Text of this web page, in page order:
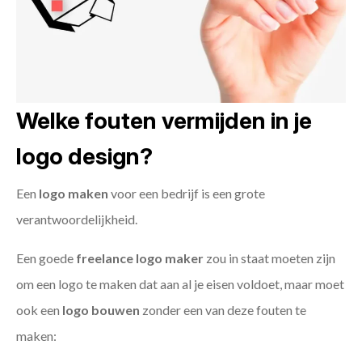
Welke fouten vermijden in je
logo design?
Een logo maken voor een bedrijf is een grote
verantwoordelijkheid.
Een goede freelance logo maker zou in staat moeten zijn
om een logo te maken dat aan al je eisen voldoet, maar moet
ook een logo bouwen zonder een van deze fouten te
maken: